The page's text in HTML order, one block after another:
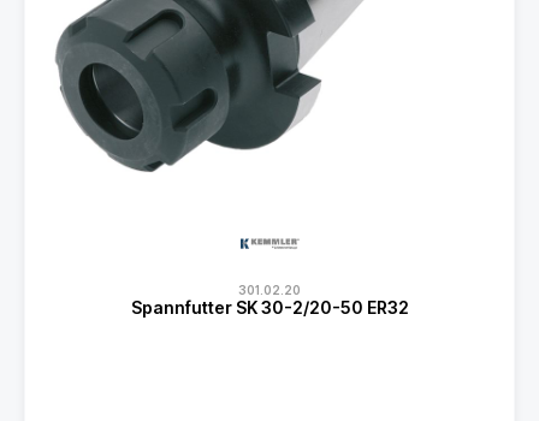
301.02.20
Spannfutter SK 30-2/20-50 ER32